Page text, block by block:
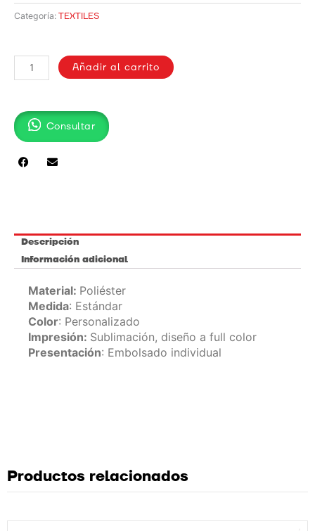
Categoría: TEXTILES
PUBLICITARIA
cantidad
Añadir al carrito
Consultar
Descripción
Información adicional
Material: Poliéster
Medida: Estándar
Color: Personalizado
Impresión: Sublimación, diseño a full color
Presentación: Embolsado individual
Productos relacionados